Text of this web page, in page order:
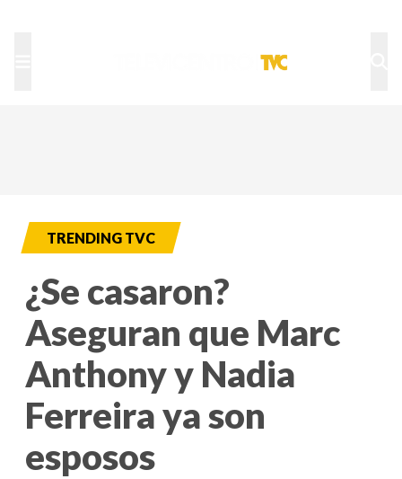
TRENDING TVC
¿Se casaron?
Aseguran que Marc
Anthony y Nadia
Ferreira ya son
esposos